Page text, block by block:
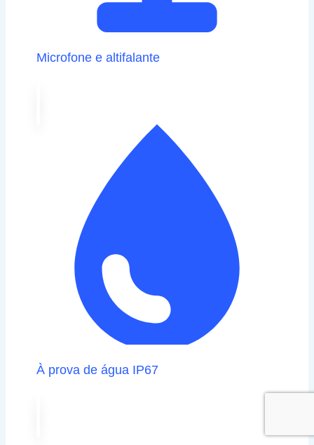
Microfone e altifalante
À prova de água IP67